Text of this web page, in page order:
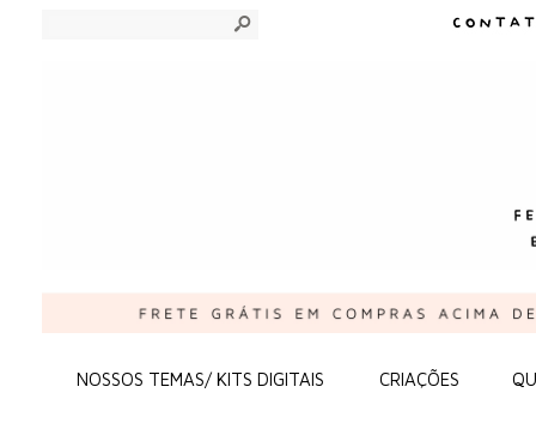
s
NOSSOS TEMAS/ KITS DIGITAIS CRIAÇÕES